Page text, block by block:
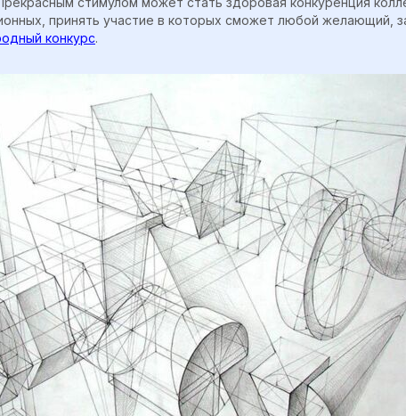
принять участие в которых сможет любой желающий,
конкурс.